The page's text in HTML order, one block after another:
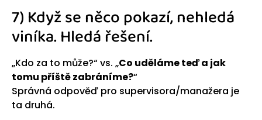
7) Když se něco pokazí, nehledá
viníka. Hledá řešení.
„Kdo za to může?“ vs. „Co uděláme teď a jak
tomu příště zabráníme?“
Správná odpověď pro supervisora/manažera je
ta druhá.